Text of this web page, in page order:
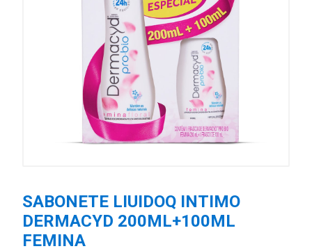
SABONETE LIUIDOQ INTIMO
DERMACYD 200ML+100ML
FEMINA